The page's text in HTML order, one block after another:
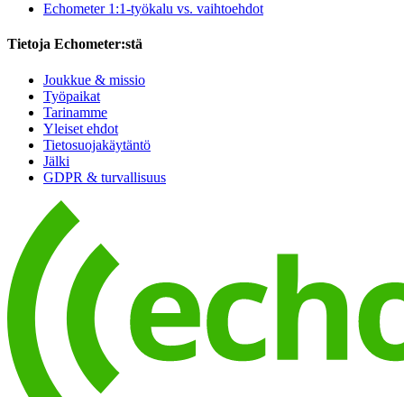
Echometer 1:1-työkalu vs. vaihtoehdot
Tietoja Echometer:stä
Joukkue & missio
Työpaikat
Tarinamme
Yleiset ehdot
Tietosuojakäytäntö
Jälki
GDPR & turvallisuus